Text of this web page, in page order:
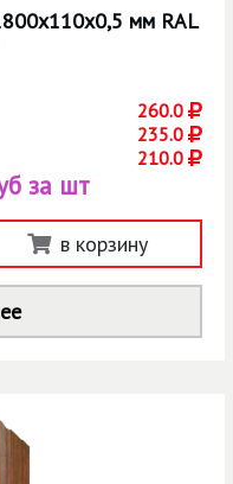
мм RAL
260.0
235.0
210.0
за шт
в корзину